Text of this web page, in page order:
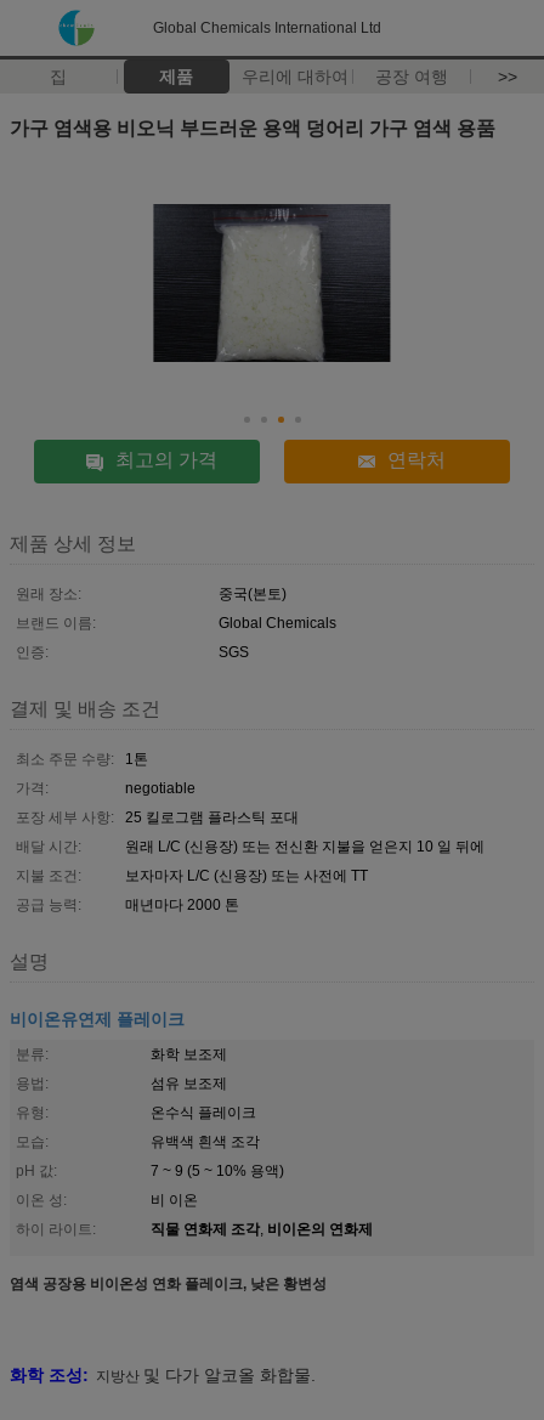
Global Chemicals International Ltd
집 제품 우리에 대하여 공장 여행 >>
가구 염색용 비오닉 부드러운 용액 덩어리 가구 염색 용품
최고의 가격 연락처
제품 상세 정보
원래 장소:
중국(본토)
브랜드 이름:
Global Chemicals
인증:
SGS
결제 및 배송 조건
최소 주문 수량:
1톤
가격:
negotiable
포장 세부 사항:
25 킬로그램 플라스틱 포대
배달 시간:
원래 L/C (신용장) 또는 전신환 지불을 얻은지 10 일 뒤에
지불 조건:
보자마자 L/C (신용장) 또는 사전에 TT
공급 능력:
매년마다 2000 톤
설명
비이온유연제 플레이크
분류:
화학 보조제
용법:
섬유 보조제
유형:
온수식 플레이크
모습:
유백색 흰색 조각
pH 값:
7 ~ 9 (5 ~ 10% 용액)
이온 성:
비 이온
하이 라이트:
직물 연화제 조각, 비이온의 연화제
염색 공장용 비이온성 연화 플레이크, 낮은 황변성
화학 조성: 지방산 및 다가 알코올 화합물.